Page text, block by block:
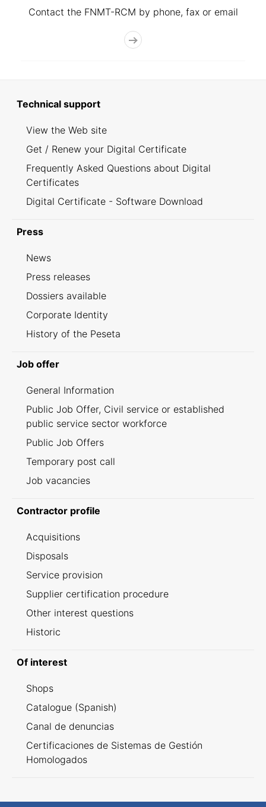
Contact the FNMT-RCM by phone, fax or email
Technical support
View the Web site
Get / Renew your Digital Certificate
Frequently Asked Questions about Digital
Certificates
Digital Certificate - Software Download
Press
News
Press releases
Dossiers available
Corporate Identity
History of the Peseta
Job offer
General Information
Public Job Offer, Civil service or established
public service sector workforce
Public Job Offers
Temporary post call
Job vacancies
Contractor profile
Acquisitions
Disposals
Service provision
Supplier certification procedure
Other interest questions
Historic
Of interest
Shops
Catalogue (Spanish)
Canal de denuncias
Certificaciones de Sistemas de Gestión
Homologados